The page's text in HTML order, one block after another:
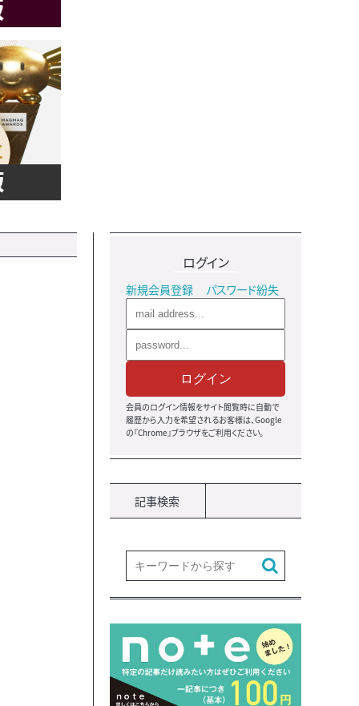
ログイン
新規会員登録 パスワード紛失
ログイン
会員のログイン情報をサイト閲覧時に自動で
履歴から入力を希望されるお客様は、Google
の『Chrome』ブラウザをご利用ください。
記事検索